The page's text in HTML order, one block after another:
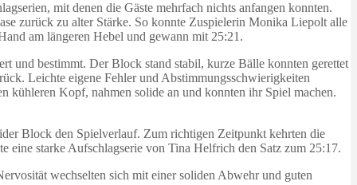
mit denen die Gäste mehrfach nichts anfangen konnten.
zurück zu alter Stärke. So konnte Zuspielerin Monika Liepolt alle
am längeren Hebel und gewann mit 25:21.
und bestimmt. Der Block stand stabil, kurze Bälle konnten gerettet
Leichte eigene Fehler und Abstimmungsschwierigkeiten
kühleren Kopf, nahmen solide an und konnten ihr Spiel machen.
Block den Spielverlauf. Zum richtigen Zeitpunkt kehrten die
eine starke Aufschlagserie von Tina Helfrich den Satz zum 25:17.
wechselten sich mit einer soliden Abwehr und guten